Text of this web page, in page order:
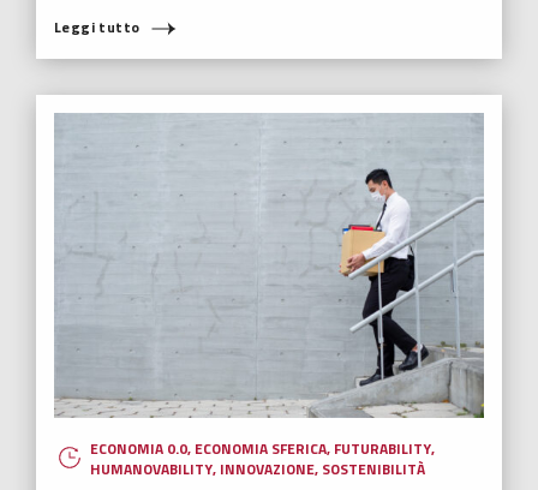
Leggi tutto
ECONOMIA 0.0, ECONOMIA SFERICA, FUTURABILITY,
HUMANOVABILITY, INNOVAZIONE, SOSTENIBILITÀ